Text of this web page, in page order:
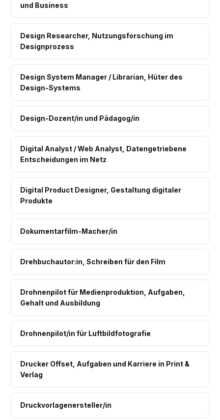
und Business
Design Researcher, Nutzungsforschung im
Designprozess
Design System Manager / Librarian, Hüter des
Design-Systems
Design-Dozent/in und Pädagog/in
Digital Analyst / Web Analyst, Datengetriebene
Entscheidungen im Netz
Digital Product Designer, Gestaltung digitaler
Produkte
Dokumentarfilm-Macher/in
Drehbuchautor:in, Schreiben für den Film
Drohnenpilot für Medienproduktion, Aufgaben,
Gehalt und Ausbildung
Drohnenpilot/in für Luftbildfotografie
Drucker Offset, Aufgaben und Karriere in Print &
Verlag
Druckvorlagenersteller/in